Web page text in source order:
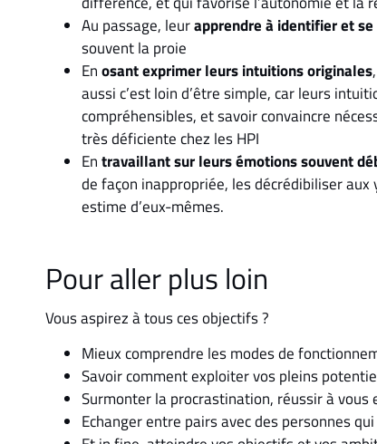
Au passage, leurapprendre à identifier et
souvent la proie
Enosant exprimer leurs intuitions originales
aussi c’est loin d’être simple, car leurs
compréhensibles, et savoir convaincre
très déficiente chez les HPI
Entravaillant sur leurs émotions souvent
de façon inappropriée, les décrédibiliser
estime d’eux-mêmes.
Pour aller plus loin
Vous aspirez à tous ces objectifs ?
Mieux comprendre les modes de
Savoir comment exploiter vos pleins
Surmonter la procrastination, réussir à vous
Echanger entre pairs avec des personnes